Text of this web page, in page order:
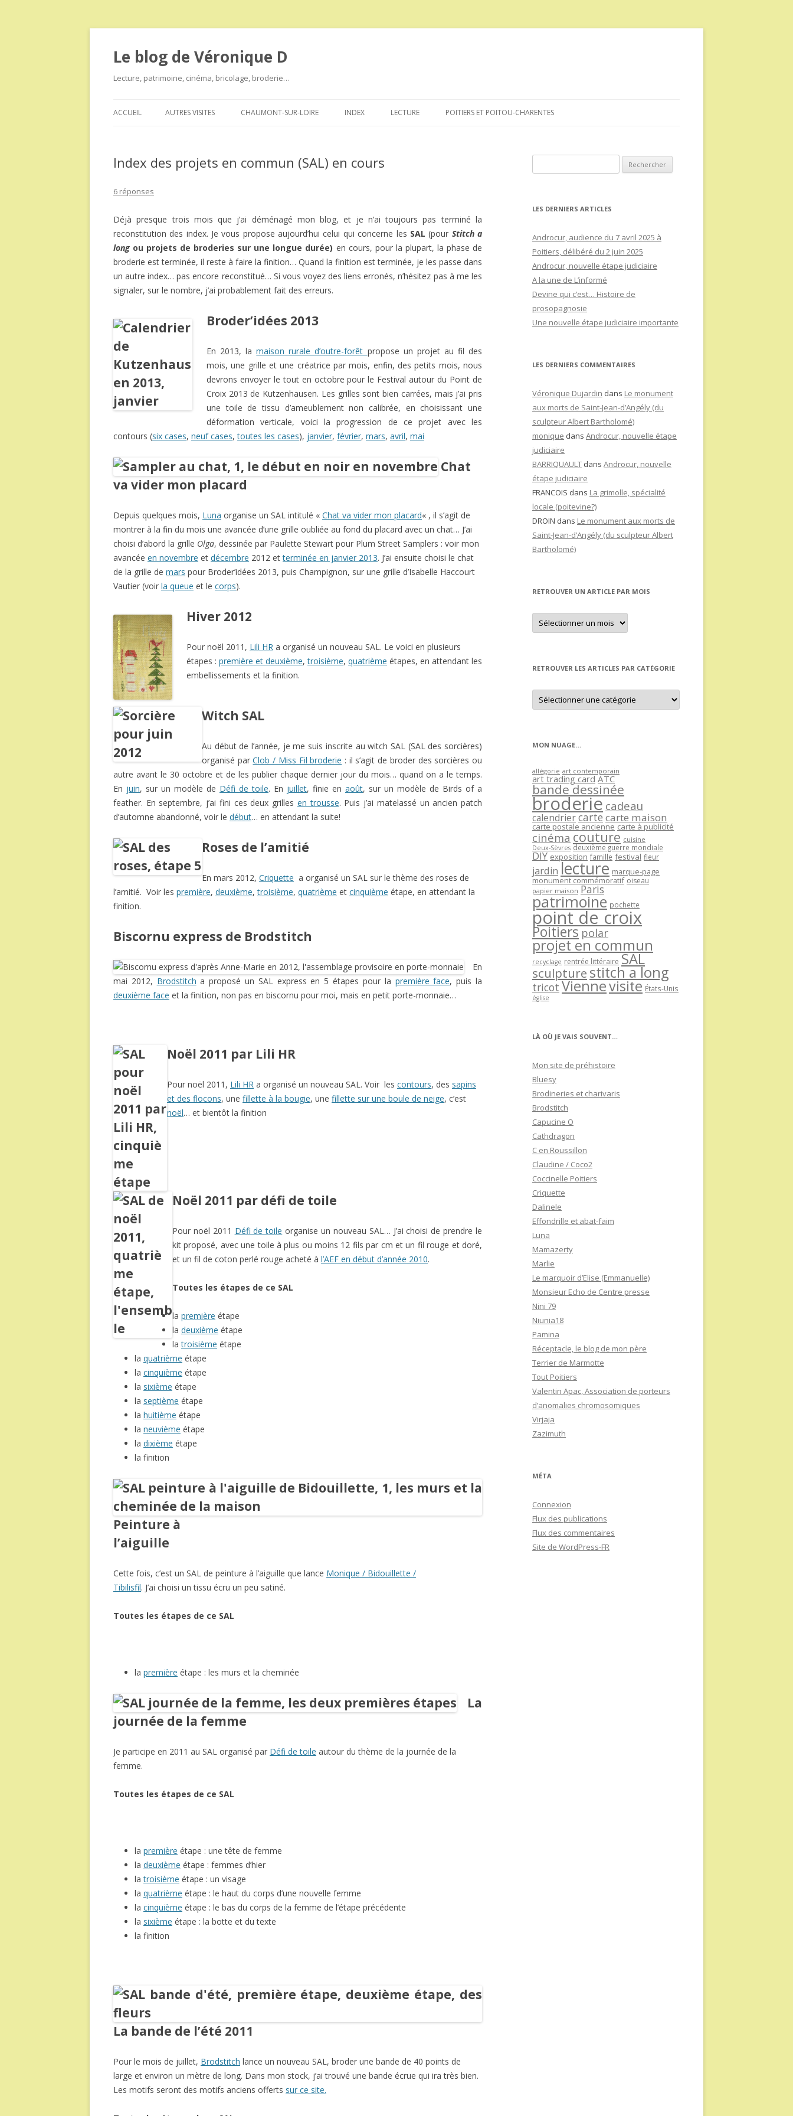
Le blog de Véronique D
Lecture, patrimoine, cinéma, bricolage, broderie…
au
ACCUEIL AUTRES VISITES CHAUMONT-SUR-LOIRE INDEX LECTURE POITIERS ET POITOU-CHARENTES
Index des projets en commun (SAL) en cours
6 réponses
Déjà presque trois mois que j’ai déménagé mon blog, et je n’ai toujours pas terminé la
reconstitution des index. Je vous propose aujourd’hui celui qui concerne les SAL (pour Stitch a
long ou projets de broderies sur une longue durée) en cours, pour la plupart, la phase de
broderie est terminée, il reste à faire la finition… Quand la finition est terminée, je les passe dans
un autre index… pas encore reconstitué… Si vous voyez des liens erronés, n’hésitez pas à me les
signaler, sur le nombre, j’ai probablement fait des erreurs.
Broder’idées 2013
En 2013, lamaison rurale d’outre-forêt propose un projet au fil des
mois, une grille et une créatrice par mois, enfin, des petits mois, nous
devrons envoyer le tout en octobre pour le Festival autour du Point de
Croix 2013 de Kutzenhausen. Les grilles sont bien carrées, mais j’ai pris
une toile de tissu d’ameublement non calibrée, en choisissant une
déformation verticale, voici la progression de ce projet avec les
contours (six cases, neuf cases,toutes les cases), janvier, février, mars, avril, mai
Chat
va vider mon placard
Depuis quelques mois, Luna organise un SAL intitulé « Chat va vider mon placard« , il s’agit de
montrer à la fin du mois une avancée d’une grille oubliée au fond du placard avec un chat… J’ai
choisi d’abord la grille Olga, dessinée par Paulette Stewart pour Plum Street Samplers : voir mon
avancée en novembre et décembre 2012 etterminée en janvier 2013. J’ai ensuite choisi le chat
de la grille de mars pour Broder’idées 2013, puis Champignon, sur une grille d’Isabelle Haccourt
Vautier (voir la queue et le corps).
Hiver 2012
Pour noël 2011, Lili HR a organisé un nouveau SAL. Le voici en plusieurs
étapes : première et deuxième,troisième, quatrième étapes, en attendant les
embellissements et la finition.
Witch SAL
Au début de l’année, je me suis inscrite au witch SAL (SAL des sorcières)
organisé parClob / Miss Fil broderie : il s’agit de broder des sorcières ou
autre avant le 30 octobre et de les publier chaque dernier jour du mois… quand on a le temps.
En juin, sur un modèle de Défi de toile. En juillet, finie en août, sur un modèle de Birds of a
feather. En septembre, j’ai fini ces deux grilles en trousse. Puis j’ai matelassé un ancien patch
d’automne abandonné, voir le début… en attendant la suite!
Roses de l’amitié
En mars 2012, Criquette a organisé un SAL sur le thème des roses de
l’amitié. Voir les première, deuxième,troisième, quatrième et cinquième étape, en attendant la
finition.
Biscornu express de Brodstitch
En
mai 2012, Brodstitch a proposé un SAL express en 5 étapes pour la première face, puis la
deuxième face et la finition, non pas en biscornu pour moi, mais en petit porte-monnaie…
Noël 2011 par Lili HR
Pour noël 2011, Lili HR a organisé un nouveau SAL. Voir les contours, des sapins
et des flocons, une fillette à la bougie, une fillette sur une boule de neige, c’est
noël… et bientôt la finition
Noël 2011 par défi de toile
Pour noël 2011 Défi de toile organise un nouveau SAL… J’ai choisi de prendre le
kit proposé, avec une toile à plus ou moins 12 fils par cm et un fil rouge et doré,
et un fil de coton perlé rouge acheté à l’AEF en début d’année 2010.
Toutes les étapes de ce SAL
la première étape
la deuxième étape
latroisième étape
la quatrième étape
la cinquième étape
la sixième étape
la septième étape
la huitième étape
la neuvième étape
la dixième étape
la finition
Peinture à
l’aiguille
Cette fois, c’est un SAL de peinture à l’aiguille que lance Monique / Bidouillette /
Tibilisfil. J’ai choisi un tissu écru un peu satiné.
Toutes les étapes de ce SAL
la première étape : les murs et la cheminée
La
journée de la femme
Je participe en 2011 au SAL organisé par Défi de toile autour du thème de la journée de la
femme.
Toutes les étapes de ce SAL
la première étape : une tête de femme
la deuxième étape : femmes d’hier
latroisième étape : un visage
la quatrième étape : le haut du corps d’une nouvelle femme
la cinquième étape : le bas du corps de la femme de l’étape précédente
la sixième étape : la botte et du texte
la finition
La bande de l’été 2011
Pour le mois de juillet, Brodstitch lance un nouveau SAL, broder une bande de 40 points de
large et environ un mètre de long. Dans mon stock, j’ai trouvé une bande écrue qui ira très bien.
Les motifs seront des motifs anciens offerts sur ce site.
LES DERNIERS ARTICLES
Androcur, audience du 7 avril 2025 à
Poitiers, délibéré du 2 juin 2025
Androcur, nouvelle étape judiciaire
A la une de L’informé
Devine qui c’est… Histoire de
prosopagnosie
Une nouvelle étape judiciaire importante
LES DERNIERS COMMENTAIRES
Véronique Dujardin dans Le monument
aux morts de Saint-Jean-d’Angély (du
sculpteur Albert Bartholomé)
monique dans Androcur, nouvelle étape
judiciaire
BARRIQUAULT dans Androcur, nouvelle
étape judiciaire
FRANCOIS dans La grimolle, spécialité
locale (poitevine?)
DROIN dans Le monument aux morts de
Saint-Jean-d’Angély (du sculpteur Albert
Bartholomé)
RETROUVER UN ARTICLE PAR MOIS
Retrouver
un
article
RETROUVER LES ARTICLES PAR CATÉGORIE
Retrouver
les
articles
MON NUAGE…
allégorie art contemporain
art trading card ATC
bande dessinée
broderie cadeau
calendriercartecarte maison
carte postale ancienne carte à publicité
cinéma couture cuisine
Deux-Sèvres deuxième guerre mondiale
DIY exposition famille festival fleur
jardin lecture marque-page
monument commémoratif oiseau
papier maison Paris
patrimoine pochette
point de croix
Poitiers polar
projet en commun
recyclage rentrée littéraire SAL
sculpture stitch a long
tricot Viennevisite États-Unis
église
LÀ OÙ JE VAIS SOUVENT…
Mon site de préhistoire
Bluesy
Brodineries et charivaris
Brodstitch
Capucine O
Cathdragon
C en Roussillon
Claudine / Coco2
Coccinelle Poitiers
Criquette
Dalinele
Effondrille et abat-faim
Luna
Mamazerty
Marlie
Le marquoir d’Elise (Emmanuelle)
Monsieur Echo de Centre presse
Nini 79
Niunia18
Pamina
Réceptacle, le blog de mon père
Terrier de Marmotte
Tout Poitiers
Valentin Apac, Association de porteurs
d’anomalies chromosomiques
Virjaja
Zazimuth
MÉTA
Connexion
Flux des publications
Flux des commentaires
Site de WordPress-FR